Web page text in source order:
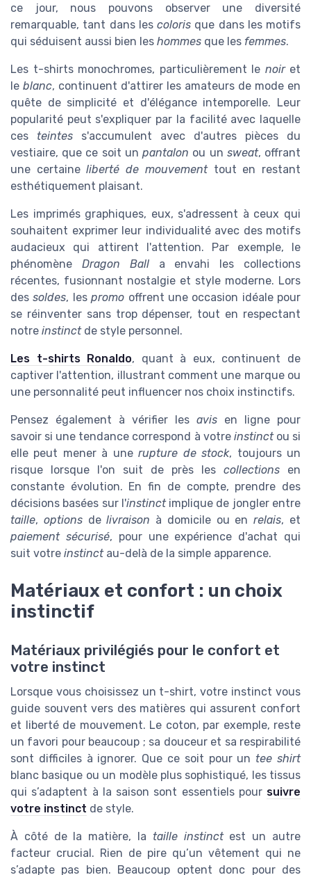
ce jour, nous pouvons observer une diversité
remarquable, tant dans les coloris que dans les motifs
qui séduisent aussi bien les hommes que les femmes.
Les t-shirts monochromes, particulièrement le noiret
le blanc, continuent d'attirer les amateurs de mode en
quête de simplicité et d'élégance intemporelle. Leur
popularité peut s'expliquer par la facilité avec laquelle
ces teintes s'accumulent avec d'autres pièces du
vestiaire, que ce soit unpantalon ou un sweat, offrant
une certaineliberté de mouvementtout en restant
esthétiquement plaisant.
Les imprimés graphiques, eux, s'adressent à ceux qui
souhaitent exprimer leur individualité avec des motifs
audacieux qui attirent l'attention. Par exemple, le
phénomène Dragon Balla envahi les collections
récentes, fusionnant nostalgie et style moderne. Lors
dessoldes, lespromo offrent une occasion idéale pour
se réinventer sans trop dépenser, tout en respectant
notre instinctde style personnel.
Les t-shirts Ronaldo, quant à eux, continuent de
captiver l'attention, illustrant comment une marque ou
une personnalité peut influencer nos choix instinctifs.
Pensez également à vérifier les avis en ligne pour
savoir si une tendance correspond à votre instinctou si
elle peut mener à unerupture de stock, toujours un
risque lorsque l'on suit de près les collections en
constante évolution. En fin de compte, prendre des
décisions basées sur l'instinctimplique de jongler entre
taille, optionsdelivraison à domicile ou enrelais, et
paiement sécurisé, pour une expérience d'achat qui
suit votre instinctau-delà de la simple apparence.
Matériaux et confort : un choix
instinctif
Matériaux privilégiés pour le confort et
votre instinct
Lorsque vous choisissez un t-shirt, votre instinct vous
guide souvent vers des matières qui assurent confort
et liberté de mouvement. Le coton, par exemple, reste
un favori pour beaucoup ; sa douceur et sa respirabilité
sont difficiles à ignorer. Que ce soit pour un tee shirt
blanc basique ou un modèle plus sophistiqué, les tissus
qui s’adaptent à la saison sont essentiels pour suivre
votre instinct de style.
À côté de la matière, la taille instinctest un autre
facteur crucial. Rien de pire qu’un vêtement qui ne
s’adapte pas bien. Beaucoup optent donc pour des